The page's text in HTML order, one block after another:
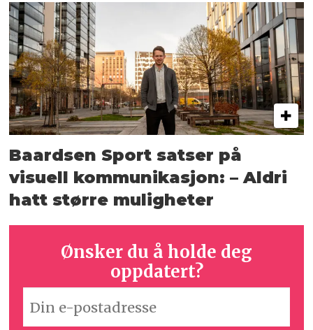
Baardsen Sport satser på
visuell kommunikasjon: – Aldri
hatt større muligheter
Ønsker du å holde deg
oppdatert?